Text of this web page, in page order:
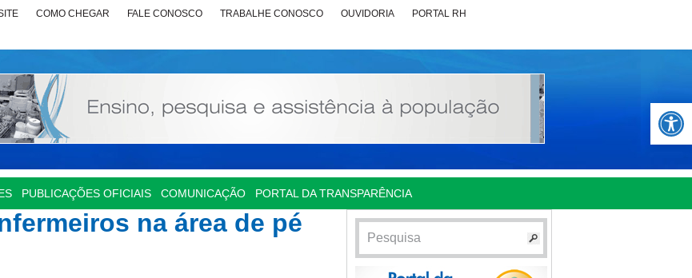
Abrir
COMO CHEGAR FALE CONOSCO TRABALHE CONOSCO OUVIDORIA PORTAL RH
PUBLICAÇÕES OFICIAIS COMUNICAÇÃO PORTAL DA TRANSPARÊNCIA
na área de pé